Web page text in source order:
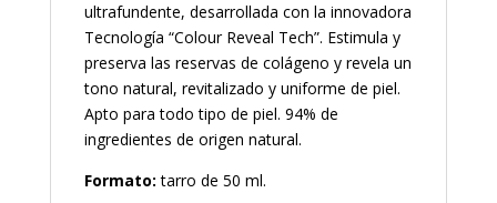
ultrafundente, desarrollada con la innovadora
Tecnología “Colour Reveal Tech”. Estimula y
preserva las reservas de colágeno y revela un
tono natural, revitalizado y uniforme de piel.
Apto para todo tipo de piel. 94% de
ingredientes de origen natural.
Formato: tarro de 50 ml.